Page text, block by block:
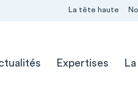
La tête haute
Expertises